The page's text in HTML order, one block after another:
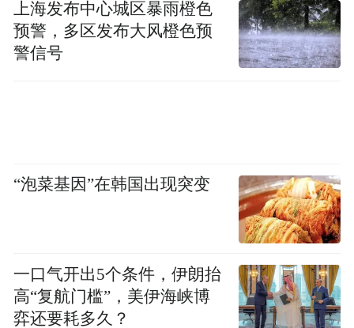
此同时，青岛茶文旅的国际化发展不仅能促
进青岛茶产业的全球化，还能让世界更好的
Notice: The content above (including the videos,
pictures and audios if any) is uploaded and posted
by the user of Dafeng Hao, which is a social media
platform and merely provides information storage
上海发布中心城区暴雨橙色
预警，多区发布大风橙色预
警信号
“泡菜基因”在韩国出现突变
一口气开出5个条件，伊朗抬
高“复航门槛”，美伊海峡博
弈还要耗多久？